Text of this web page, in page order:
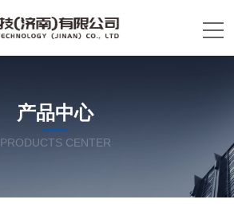
产品中心
PRODUCTS CENTER